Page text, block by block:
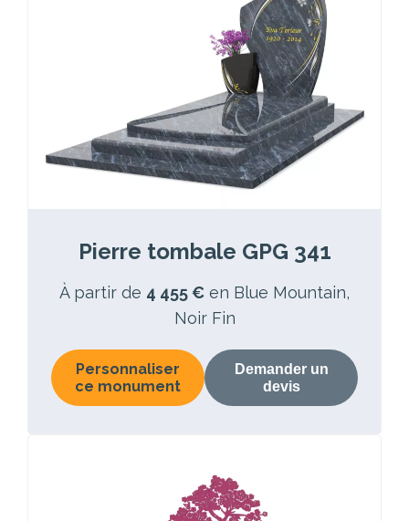
Pierre tombale GPG 341
À partir de 4 455 € en Blue Mountain,
Noir Fin
Personnaliser
ce monument
Demander un
devis